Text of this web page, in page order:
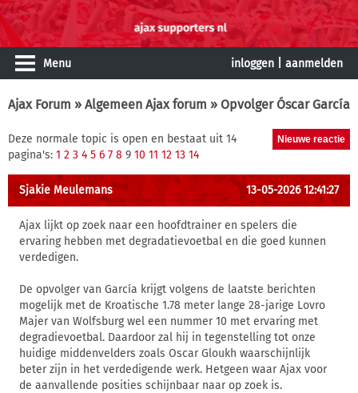
Menu inloggen aanmelden
Ajax Forum » Algemeen Ajax forum » Opvolger Óscar García
Deze normale topic is open en bestaat uit 14
pagina's: 1 2 3 4 5 6 7 8 9 10 11 12 13 14
Sjakie Meulemans 13-05-2026 12:41:27
Ajax lijkt op zoek naar een hoofdtrainer en spelers die
ervaring hebben met degradatievoetbal en die goed kunnen
verdedigen.
De opvolger van García krijgt volgens de laatste berichten
mogelijk met de Kroatische 1.78 meter lange 28-jarige Lovro
Majer van Wolfsburg wel een nummer 10 met ervaring met
degradievoetbal. Daardoor zal hij in tegenstelling tot onze
huidige middenvelders zoals Oscar Gloukh waarschijnlijk
beter zijn in het verdedigende werk. Hetgeen waar Ajax voor
de aanvallende posities schijnbaar naar op zoek is.